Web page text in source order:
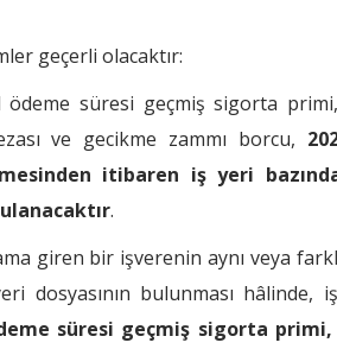
geçerli olacaktır:
ödeme süresi geçmiş sigorta
ve gecikme zammı borcu,
itibaren iş yeri
.
giren bir işverenin aynı veya
bulunması hâlinde,
süresi geçmiş sigorta